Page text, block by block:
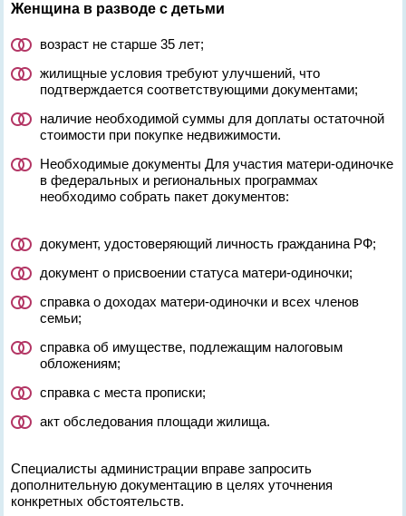
Женщина в разводе с детьми
возраст не старше 35 лет;
жилищные условия требуют улучшений, что
подтверждается соответствующими документами;
наличие необходимой суммы для доплаты остаточной
стоимости при покупке недвижимости.
Необходимые документы Для участия матери-одиночке
в федеральных и региональных программах
необходимо собрать пакет документов:
документ, удостоверяющий личность гражданина РФ;
документ о присвоении статуса матери-одиночки;
справка о доходах матери-одиночки и всех членов
семьи;
справка об имуществе, подлежащим налоговым
обложениям;
справка с места прописки;
акт обследования площади жилища.
Специалисты администрации вправе запросить
дополнительную документацию в целях уточнения
конкретных обстоятельств.